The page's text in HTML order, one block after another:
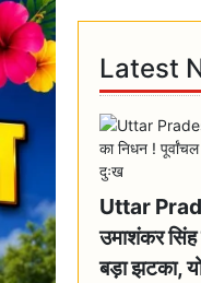
Latest
Uttar
उमाशंकर सिंह
बड़ा झटका,